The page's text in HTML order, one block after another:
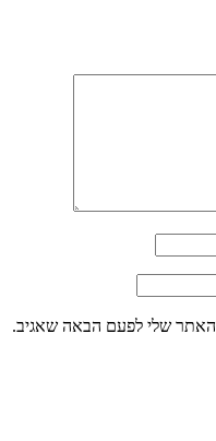
שלי לפעם הבאה שאגיב.